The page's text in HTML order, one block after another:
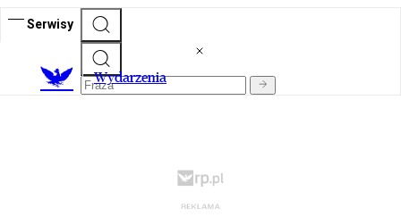
Serwisy
Wydarzenia